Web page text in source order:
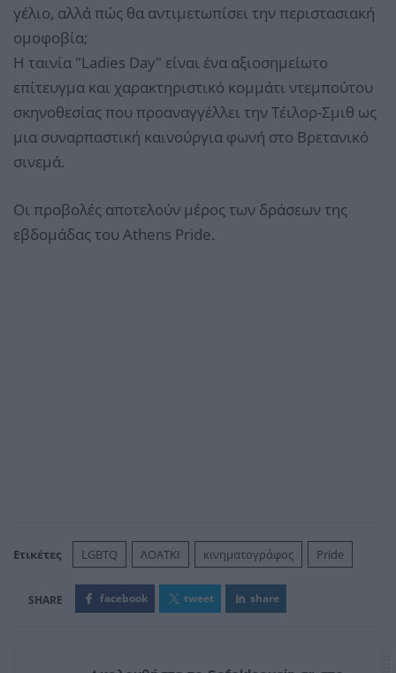
γέλιο, αλλά πώς θα αντιμετωπίσει την περιστασιακή
ομοφοβία;
Η ταινία "Ladies Day" είναι ένα αξιοσημείωτο
επίτευγμα και χαρακτηριστικό κομμάτι ντεμπούτου
σκηνοθεσίας που προαναγγέλλει την Τέιλορ-Σμιθ ως
μια συναρπαστική καινούργια φωνή στο Βρετανικό
σινεμά.
Οι προβολές αποτελούν μέρος των δράσεων της
εβδομάδας του Athens Pride.
Ετικέτες LGBTQ ΛΟΑΤΚΙ κινηματογράφος Pride
facebook tweet share